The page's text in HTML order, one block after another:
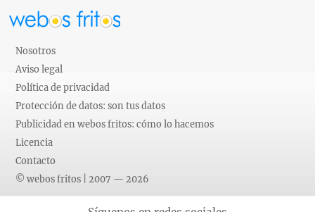
Nosotros
Aviso legal
Política de privacidad
Protección de datos: son tus datos
Publicidad en webos fritos: cómo lo hacemos
Licencia
Contacto
© webos fritos | 2007 — 2026